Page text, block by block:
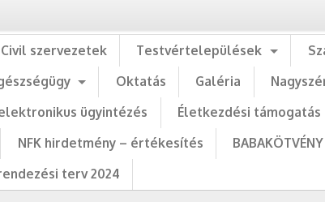
Civil szervezetek Testvértelepülések
Oktatás Galéria
ügyintézés
Életkezdési
NFK hirdetmény – értékesítés
BABAKÖTVÉNY
terv 2024